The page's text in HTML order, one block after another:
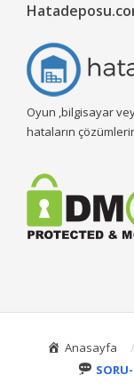
Oyun ,bilgisayar
hataların
Anasayfa